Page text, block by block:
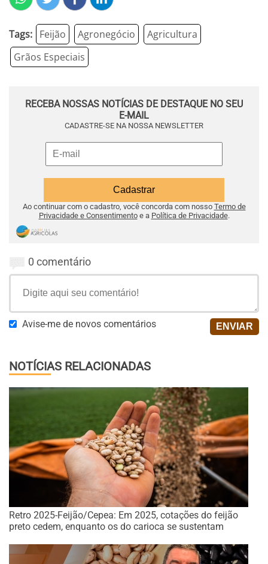
Tags: Feijão Agronegócio
Agricultura
Grãos Especiais
RECEBA NOSSAS NOTÍCIAS DE DESTAQUE NO SEU
E-MAIL
CADASTRE-SE NA NOSSA NEWSLETTER
Ao continuar com o cadastro, você concorda com nosso Termo de
Privacidade e Consentimentoe a Política de Privacidade.
0 comentário
Avise-me de novos comentários
NOTÍCIAS RELACIONADAS
Retro 2025-Feijão/Cepea: Em 2025, cotações do feijão
preto cedem, enquanto os do carioca se sustentam